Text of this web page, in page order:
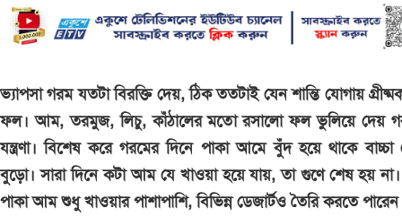
ভ্যাপসা গরম যতটা বিরক্তি দেয়, ঠিক ততটাই যেন শান্তি যোগায়
ফল। আম, তরমুজ, লিচু, কাঁঠালের মতো রসালো ফল ভুলিয়ে দেয়
যন্ত্রণা। বিশেষ করে গরমের দিনে পাকা আমে বুঁদ হয়ে থাকে বাচ্চা
বুড়ো। সারা দিনে কটা আম যে খাওয়া হয়ে যায়, তা গুণে শেষ হয়
পাকা আম শুধু খাওয়ার পাশাপাশি, বিভিন্ন ডেজার্টও তৈরি করতে